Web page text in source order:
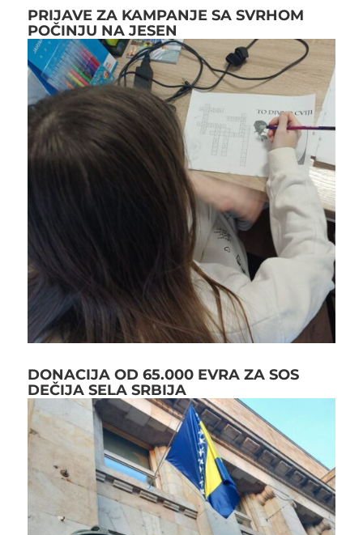
PRIJAVE ZA KAMPANJE SA SVRHOM
POČINJU NA JESEN
DONACIJA OD 65.000 EVRA ZA SOS
DEČIJA SELA SRBIJA